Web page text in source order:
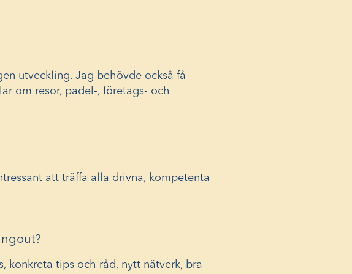
utveckling. Jag behövde också få
om resor, padel-, företags- och
att träffa alla drivna, kompetenta
konkreta tips och råd, nytt nätverk, bra